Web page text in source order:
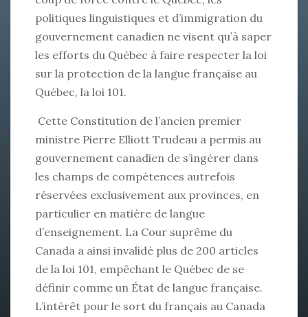
politiques linguistiques et d’immigration du
gouvernement canadien ne visent qu’à saper
les efforts du Québec à faire respecter la loi
sur la protection de la langue française au
Québec, la loi 101.
Cette Constitution de l’ancien premier
ministre Pierre Elliott Trudeau a permis au
gouvernement canadien de s’ingérer dans
les champs de compétences autrefois
réservées exclusivement aux provinces, en
particulier en matière de langue
d’enseignement. La Cour suprême du
Canada a ainsi invalidé plus de 200 articles
de la loi 101, empêchant le Québec de se
définir comme un État de langue française.
L’intérêt pour le sort du français au Canada